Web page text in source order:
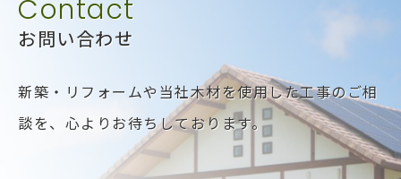
お問い合わせ
新築・リフォームや当社木材を使用した工事のご相
談を、 心よりお待ちしております。